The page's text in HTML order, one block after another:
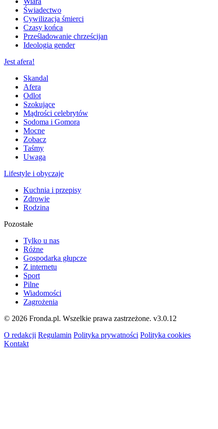
Świadectwo
Cywilizacja śmierci
Czasy końca
Prześladowanie chrześcijan
Ideologia gender
Jest afera!
Skandal
Afera
Odlot
Szokujące
Mądrości celebrytów
Sodoma i Gomora
Mocne
Zobacz
Taśmy
Uwaga
Lifestyle i obyczaje
Kuchnia i przepisy
Zdrowie
Rodzina
Pozostałe
Tylko u nas
Różne
Gospodarka głupcze
Z internetu
Sport
Pilne
Wiadomości
Zagrożenia
© 2026 Fronda.pl. Wszelkie prawa zastrzeżone. v3.0.12
O redakcji Regulamin Polityka prywatności Polityka cookies
Kontakt